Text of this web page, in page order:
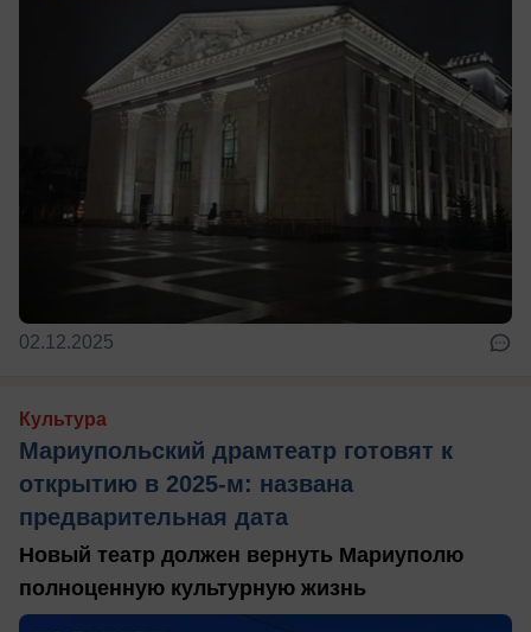
02.12.2025
Культура
Мариупольский драмтеатр готовят к
открытию в 2025-м: названа
предварительная дата
Новый театр должен вернуть Мариуполю
полноценную культурную жизнь